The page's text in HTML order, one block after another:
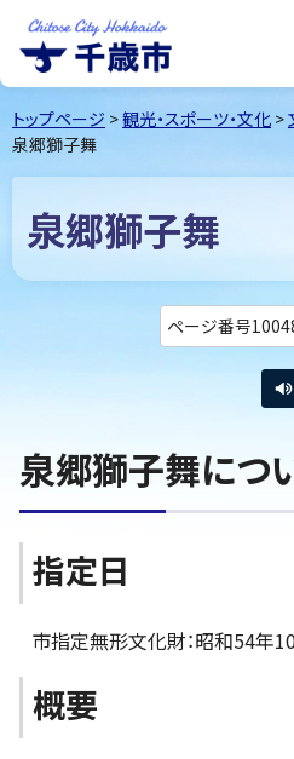
千歳市Chitose
City Hokkaido
トップページ >観光・スポーツ・文化 >
泉郷獅子舞
泉郷獅子舞
ページ番号
泉郷獅子舞につ
指定日
市指定無形文化財：昭和54年
概要